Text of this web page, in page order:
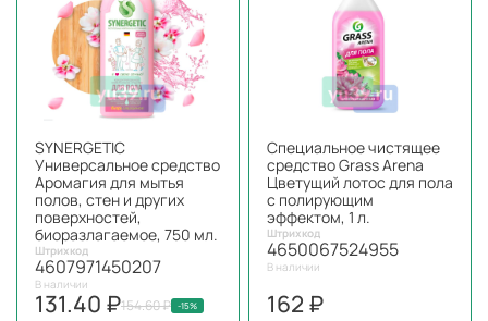
SYNERGETIC
Универсальное средство
Аромагия для мытья
полов, стен и других
поверхностей,
биоразлагаемое, 750 мл.
Штрихкод
4607971450207
В наличии
131.40 ₽154.60 ₽ -15%
Специальное чистящее
средство Grass Arena
Цветущий лотос для пола
с полирующим
эффектом, 1 л.
Штрихкод
4650067524955
В наличии
162 ₽